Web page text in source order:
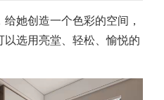
她创造一个色彩的空间，
选用亮堂、轻松、愉悦的